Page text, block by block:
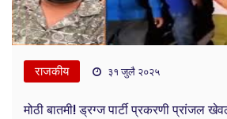
राजकीय ३१ जुलै २०२५
मोठी बातमी! ड्रग्ज पार्टी प्रकरणी प्रांजल